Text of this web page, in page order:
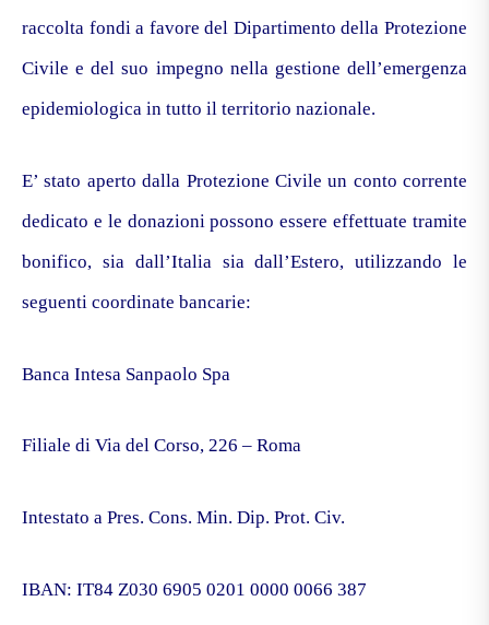
raccolta fondi a favore del Dipartimento della Protezione
Civile e del suo impegno nella gestione dell’emergenza
epidemiologica in tutto il territorio nazionale.
E’ stato aperto dalla Protezione Civile un conto corrente
dedicato e le donazioni possono essere effettuate tramite
bonifico, sia dall’Italia sia dall’Estero, utilizzando le
seguenti coordinate bancarie:
Banca Intesa Sanpaolo Spa
Filiale di Via del Corso, 226 – Roma
Intestato a Pres. Cons. Min. Dip. Prot. Civ.
IBAN: IT84 Z030 6905 0201 0000 0066 387